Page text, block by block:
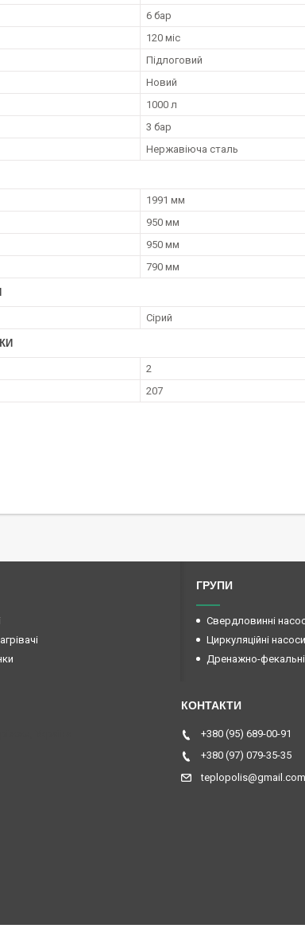
6 бар
120 міс
Підлоговий
Новий
1000 л
3 бар
Нержавіюча сталь
1991 мм
950 мм
950 мм
790 мм
Сірий
2
207
ГРУПИ
Свердловинні
Циркуляційні
Дренажно-
+380 (95) 689-00-91
+380 (97) 079-35-35
teplopolis@gmail.com